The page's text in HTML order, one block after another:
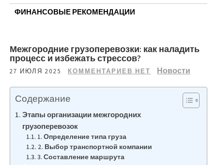
ФИНАНСОВЫЕ РЕКОМЕНДАЦИИ
Межгородние грузоперевозки: как наладить
процесс и избежать стрессов?
27 ИЮЛЯ 2025 КОММЕНТАРИЕВ НЕТ Новости
Содержание
Этапы организации межгородних
грузоперевозок
1. Определение типа груза
2. Выбор транспортной компании
3. Составление маршрута